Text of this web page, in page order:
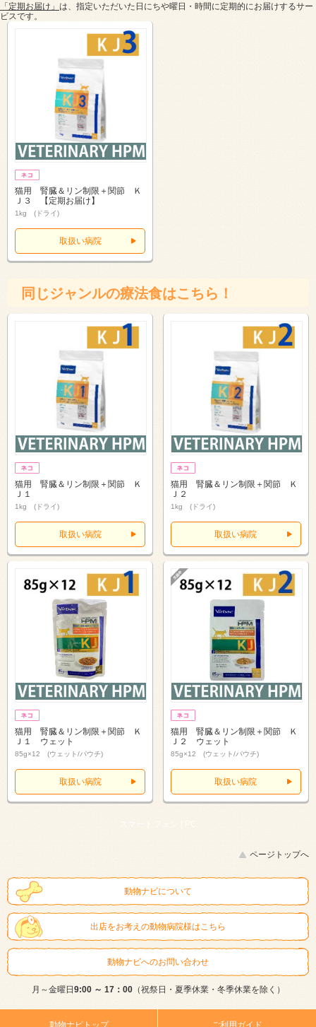
「定期お届け」 は、指定いただいた日にちや曜日・時間に定期的にお届けするサー
ビスです。
猫用 腎臓＆リン制限＋関節 Ｋ
Ｊ３ 【定期お届け】
1kg (ドライ)
取扱い病院
同じジャンルの療法食はこちら！
猫用 腎臓＆リン制限＋関節 Ｋ
Ｊ１
1kg (ドライ)
取扱い病院
猫用 腎臓＆リン制限＋関節 Ｋ
Ｊ２
1kg (ドライ)
取扱い病院
猫用 腎臓＆リン制限＋関節 Ｋ
Ｊ１ ウェット
85g×12 (ウェット/パウチ)
取扱い病院
猫用 腎臓＆リン制限＋関節 Ｋ
Ｊ２ ウェット
85g×12 (ウェット/パウチ)
取扱い病院
スマートフォン | PC
ページトップへ
動物ナビについて
出店をお考えの動物病院様はこちら
動物ナビへのお問い合わせ
月～金曜日9:00 ～ 17：00（祝祭日・夏季休業・冬季休業を除く）
動物ナビトップ ご利用ガイド